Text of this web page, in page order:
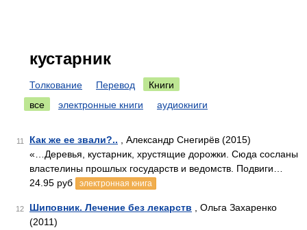
кустарник
Толкование Перевод
Книги
все
электронные книги аудиокниги
11 Как же ее звали?.. , Александр Снегирёв (2015)
«…Деревья, кустарник, хрустящие дорожки. Сюда сосланы
властелины прошлых государств и ведомств. Подвиги…
24.95 руб
электронная книга
12 Шиповник. Лечение без лекарств , Ольга Захаренко
(2011)